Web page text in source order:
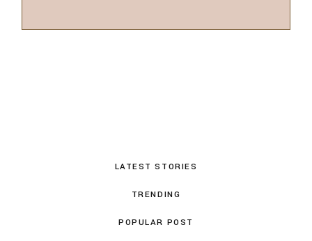
LATEST STORIES
TRENDING
POPULAR POST